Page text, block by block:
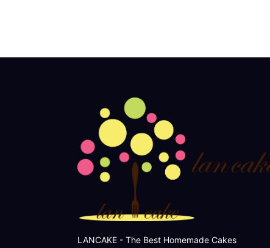
LANCAKE - The Best Homemade Cakes